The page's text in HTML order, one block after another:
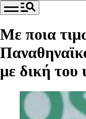
Με ποια
με δική του